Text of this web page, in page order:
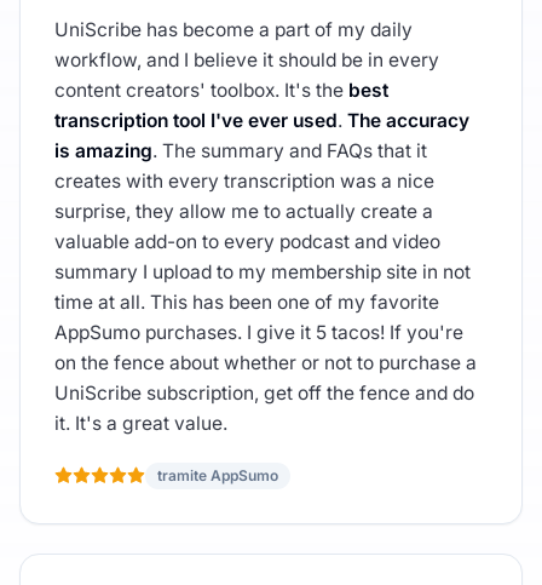
UniScribe has become a part of my daily
workflow, and I believe it should be in every
content creators' toolbox. It's the best
transcription tool I've ever used. The accuracy
is amazing. The summary and FAQs that it
creates with every transcription was a nice
surprise, they allow me to actually create a
valuable add-on to every podcast and video
summary I upload to my membership site in not
time at all. This has been one of my favorite
AppSumo purchases. I give it 5 tacos! If you're
on the fence about whether or not to purchase a
UniScribe subscription, get off the fence and do
it. It's a great value.
tramite AppSumo